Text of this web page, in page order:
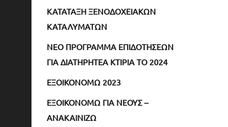
ΚΑΤΑΤΑΞΗ ΞΕΝΟΔΟΧΕΙΑΚΩΝ
ΚΑΤΑΛΥΜΑΤΩΝ
NEO ΠΡΟΓΡΑΜΜΑ ΕΠΙΔΟΤΗΣΕΩΝ
ΓΙΑ ΔΙΑΤΗΡΗΤΕΑ ΚΤΙΡΙΑ ΤΟ 2024
ΕΞΟΙΚΟΝΟΜΩ 2023
ΕΞΟΙΚΟΝΟΜΩ ΓΙΑ ΝΕΟΥΣ –
ΑΝΑΚΑΙΝΙΖΩ